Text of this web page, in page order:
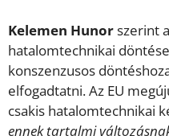
Kelemen Hunorszerint
hatalomtechnikai
konszenzusos
elfogadtatni. Az EU
csakis hatalomtechnikai
ennek tartalmi